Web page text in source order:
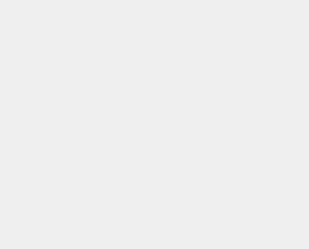
Pse lahko biološko razvrstimo kot
so manj prilagojeni kot mačke,
Kljub temu mora biti
dosežemo z dodajanjem
prehranskim standardom
Da bi zadostili prehranskim
mineralne in sintetične vire hranil, ki